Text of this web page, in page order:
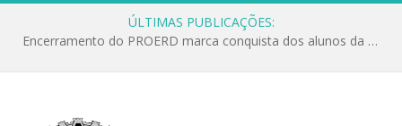
ÚLTIMAS PUBLICAÇÕES:
Encerramento do PROERD marca conquista dos alunos da Escola Jonathas Pontes Athias